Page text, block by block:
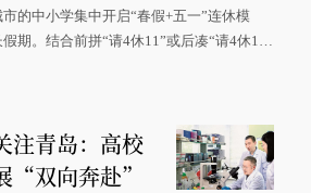
的中小学集中开启“春假+五一”连休模
期。结合前拼“请4休11”或后凑“请4休1
注青岛：高校
“双向奔赴”